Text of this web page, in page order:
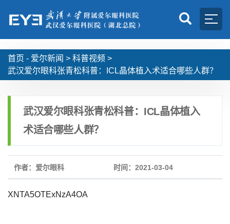
首页 - 爱尔新闻 > 科普视频 >
武汉爱尔眼科张青松科普：ICL晶体植入术适合哪些人群？
武汉爱尔眼科张青松科普：ICL晶体植入
术适合哪些人群？
作者：爱尔眼科 时间：2021-03-04
XNTA5OTExNzA4OA